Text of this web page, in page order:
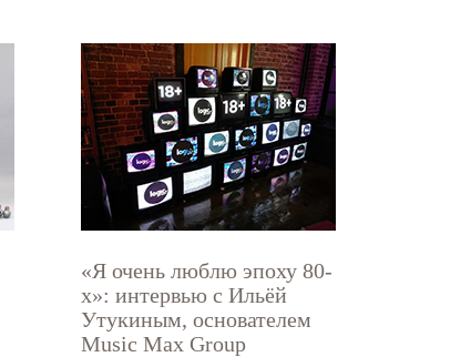
«Я очень люблю эпоху 80-
х»: интервью с Ильёй
Утукиным, основателем
Music Max Group